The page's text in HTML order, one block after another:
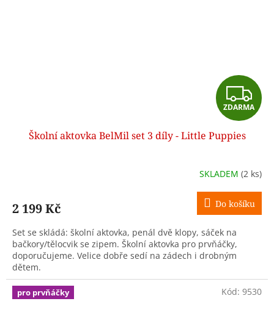
Z
D
R
M
A
ZDARMA
Školní aktovka BelMil set 3 díly - Little Puppies
SKLADEM (2 ks)
2 199 Kč Do košíku
Set se skládá: školní aktovka, penál dvě klopy, sáček na
bačkory/tělocvik se zipem. Školní aktovka pro prvňáčky,
doporučujeme. Velice dobře sedí na zádech i drobným
dětem.
pro prvňáčky Kód: 9530